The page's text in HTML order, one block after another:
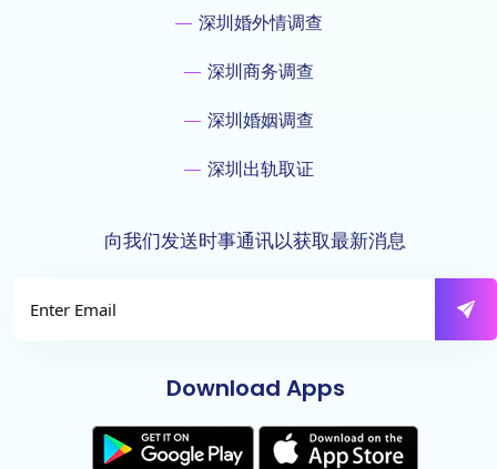
深圳婚外情调查
深圳商务调查
深圳婚姻调查
深圳出轨取证
向我们发送时事通讯以获取最新消息
Download Apps